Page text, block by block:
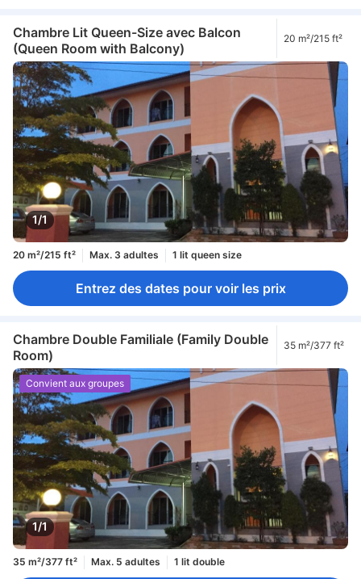
Chambre Lit Queen-Size avec Balcon
(Queen Room with Balcony)
20 m²/215 ft²
1/1
20 m²/215 ft² Max. 3 adultes 1 lit queen size
Entrez des dates pour voir les prix
Chambre Double Familiale (Family Double
Room)
35 m²/377 ft²
1/1
Convient aux groupes
35 m²/377 ft² Max. 5 adultes 1 lit double